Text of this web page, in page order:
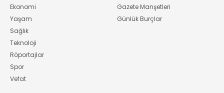
Ekonomi
Yaşam
Sağlık
Teknoloji
Röportajlar
Spor
Vefat
Gazete Manşetleri
Günlük Burçlar